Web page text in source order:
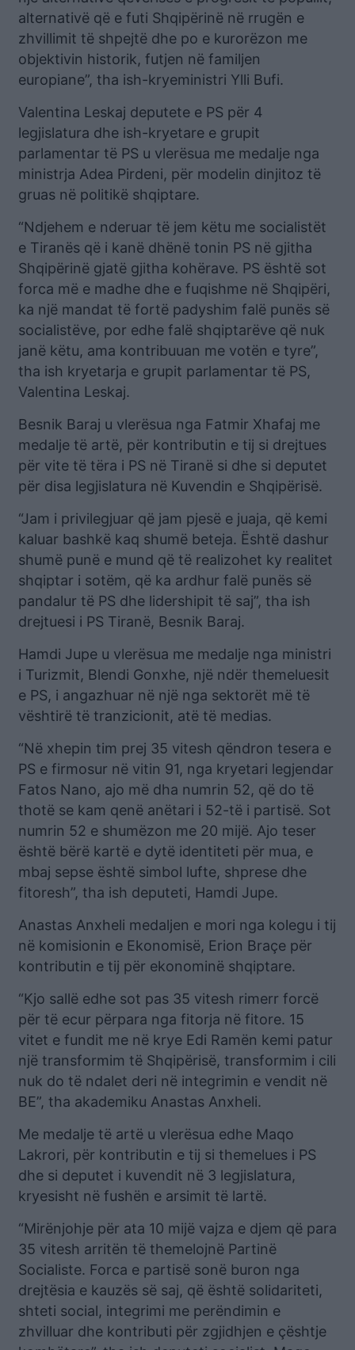
alternativë që e futi Shqipërinë në rrugën e
zhvillimit të shpejtë dhe po e kurorëzon me
objektivin historik, futjen në familjen
europiane”, tha ish-kryeministri Ylli Bufi.
Valentina Leskaj deputete e PS për 4
legjislatura dhe ish-kryetare e grupit
parlamentar të PS u vlerësua me medalje nga
ministrja Adea Pirdeni, për modelin dinjitoz të
gruas në politikë shqiptare.
“Ndjehem e nderuar të jem këtu me socialistët
e Tiranës që i kanë dhënë tonin PS në gjitha
Shqipërinë gjatë gjitha kohërave. PS është sot
forca më e madhe dhe e fuqishme në Shqipëri,
ka një mandat të fortë padyshim falë punës së
socialistëve, por edhe falë shqiptarëve që nuk
janë këtu, ama kontribuuan me votën e tyre”,
tha ish kryetarja e grupit parlamentar të PS,
Valentina Leskaj.
Besnik Baraj u vlerësua nga Fatmir Xhafaj me
medalje të artë, për kontributin e tij si drejtues
për vite të tëra i PS në Tiranë si dhe si deputet
për disa legjislatura në Kuvendin e Shqipërisë.
“Jam i privilegjuar që jam pjesë e juaja, që kemi
kaluar bashkë kaq shumë beteja. Është dashur
shumë punë e mund që të realizohet ky realitet
shqiptar i sotëm, që ka ardhur falë punës së
pandalur të PS dhe lidershipit të saj”, tha ish
drejtuesi i PS Tiranë, Besnik Baraj.
Hamdi Jupe u vlerësua me medalje nga ministri
i Turizmit, Blendi Gonxhe, një ndër themeluesit
e PS, i angazhuar në një nga sektorët më të
vështirë të tranzicionit, atë të medias.
“Në xhepin tim prej 35 vitesh qëndron tesera e
PS e firmosur në vitin 91, nga kryetari legjendar
Fatos Nano, ajo më dha numrin 52, që do të
thotë se kam qenë anëtari i 52-të i partisë. Sot
numrin 52 e shumëzon me 20 mijë. Ajo teser
është bërë kartë e dytë identiteti për mua, e
mbaj sepse është simbol lufte, shprese dhe
fitoresh”, tha ish deputeti, Hamdi Jupe.
Anastas Anxheli medaljen e mori nga kolegu i tij
në komisionin e Ekonomisë, Erion Braçe për
kontributin e tij për ekonominë shqiptare.
“Kjo sallë edhe sot pas 35 vitesh rimerr forcë
për të ecur përpara nga fitorja në fitore. 15
vitet e fundit me në krye Edi Ramën kemi patur
një transformim të Shqipërisë, transformim i cili
nuk do të ndalet deri në integrimin e vendit në
BE”, tha akademiku Anastas Anxheli.
Me medalje të artë u vlerësua edhe Maqo
Lakrori, për kontributin e tij si themelues i PS
dhe si deputet i kuvendit në 3 legjislatura,
kryesisht në fushën e arsimit të lartë.
“Mirënjohje për ata 10 mijë vajza e djem që para
35 vitesh arritën të themelojnë Partinë
Socialiste. Forca e partisë sonë buron nga
drejtësia e kauzës së saj, që është solidariteti,
shteti social, integrimi me perëndimin e
zhvilluar dhe kontributi për zgjidhjen e çështje